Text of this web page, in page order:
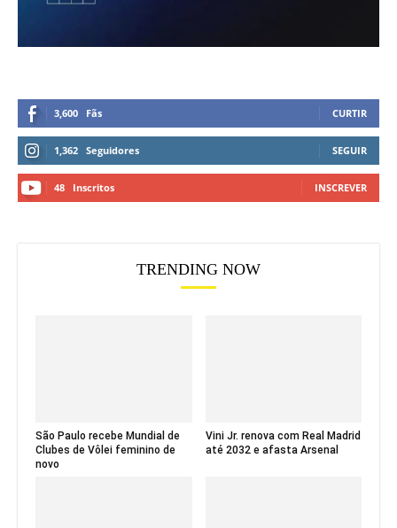
3,600 Fãs CURTIR
1,362 Seguidores SEGUIR
48 Inscritos INSCREVER
TRENDING NOW
São Paulo recebe Mundial de
Clubes de Vôlei feminino de
novo
Vini Jr. renova com Real Madrid
até 2032 e afasta Arsenal